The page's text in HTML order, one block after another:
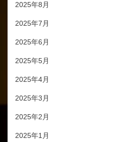
2025年8月
2025年7月
2025年6月
2025年5月
2025年4月
2025年3月
2025年2月
2025年1月